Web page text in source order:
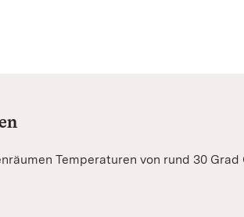
Temperaturen von rund 30